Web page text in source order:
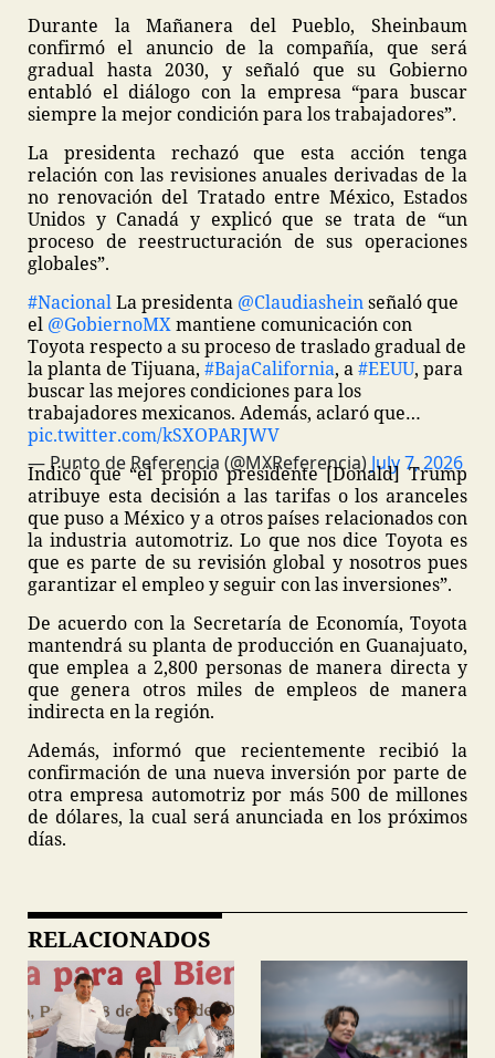
Durante la Mañanera del Pueblo, Sheinbaum
confirmó el anuncio de la compañía, que será
gradual hasta 2030, y señaló que su Gobierno
entabló el diálogo con la empresa “para buscar
siempre la mejor condición para los trabajadores”.
La presidenta rechazó que esta acción tenga
relación con las revisiones anuales derivadas de la
no renovación del Tratado entre México, Estados
Unidos y Canadá y explicó que se trata de “un
proceso de reestructuración de sus operaciones
globales”.
#NacionalLa presidenta @Claudiasheinseñaló que
el @GobiernoMXmantiene comunicación con
Toyota respecto a su proceso de traslado gradual de
la planta de Tijuana, #BajaCalifornia, a#EEUU, para
buscar las mejores condiciones para los
trabajadores mexicanos. Además, aclaró que…
pic.twitter.com/kSXOPARJWV
— Punto de Referencia (@MXReferencia) July 7, 2026
Indicó que “el propio presidente [Donald] Trump
atribuye esta decisión a las tarifas o los aranceles
que puso a México y a otros países relacionados con
la industria automotriz. Lo que nos dice Toyota es
que es parte de su revisión global y nosotros pues
garantizar el empleo y seguir con las inversiones”.
De acuerdo con la Secretaría de Economía, Toyota
mantendrá su planta de producción en Guanajuato,
que emplea a 2,800 personas de manera directa y
que genera otros miles de empleos de manera
indirecta en la región.
Además, informó que recientemente recibió la
confirmación de una nueva inversión por parte de
otra empresa automotriz por más 500 de millones
de dólares, la cual será anunciada en los próximos
días.
RELACIONADOS